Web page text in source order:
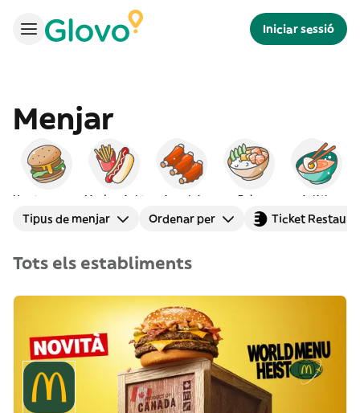
Iniciar sessió
Menjar
Menjar ràpid Americà Poke Asiàtic
Tipus de menjar Ordenar per Ticket
Tots els establiments